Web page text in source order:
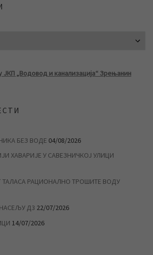
„Водовод и канализација“ Зрењанин
БЕЗ ВОДЕ 04/08/2026
ХАВАРИЈЕ У САВЕЗНИЧКОЈ УЛИЦИ
РАЦИОНАЛНО ТРОШИТЕ ВОДУ
Д3 22/07/2026
14/07/2026